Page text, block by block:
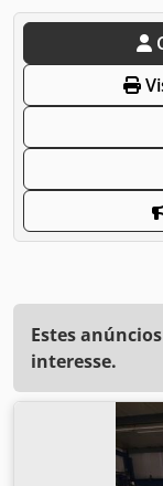
Estes
interesse.